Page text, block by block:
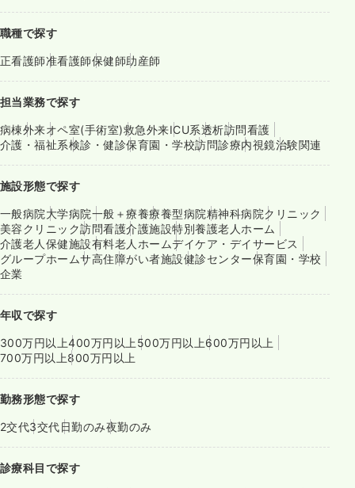
職種で探す
正看護師准看護師保健師助産師
担当業務で探す
病棟外来オペ室(手術室)救急外来ICU系透析訪問看護
介護・福祉系検診・健診保育園・学校訪問診療内視鏡治験関連
施設形態で探す
一般病院大学病院一般＋療養療養型病院精神科病院クリニック
美容クリニック訪問看護介護施設特別養護老人ホーム
介護老人保健施設有料老人ホームデイケア・デイサービス
グループホームサ高住障がい者施設健診センター保育園・学校
企業
年収で探す
300万円以上400万円以上 500万円以上600万円以上
700万円以上800万円以上
勤務形態で探す
2交代3交代日勤のみ夜勤のみ
診療科目で探す